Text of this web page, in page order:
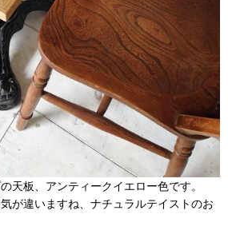
天板、アンティークイエロー色です。
が違いますね、ナチュラルテイストのお